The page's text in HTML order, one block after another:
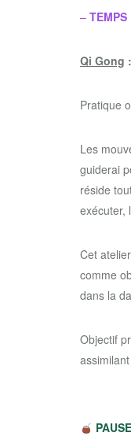
– TEMPS
Qi Gong :
Pratique
Les
guiderai
réside
exécuter,
Cet
comme
dans la
Objectif